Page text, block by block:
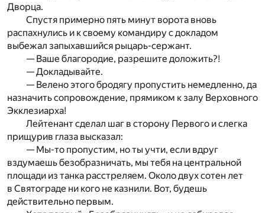
Дворца.
Спустя примерно пять минут ворота вновь
распахнулись и к своему командиру с докладом
выбежал запыхавшийся рыцарь-сержант.
— Ваше благородие, разрешите доложить?!
— Докладывайте.
— Велено этого бродягу пропустить немедленно, да
назначить сопровождение, прямиком к залу Верховного
Экклезиарха!
Лейтенант сделал шаг в сторону Первого и слегка
прищурив глаза высказал:
— Мы-то пропустим, но ты учти, если вдруг
вздумаешь безобразничать, мы тебя на центральной
площади из танка расстреляем. Около двух сотен лет
в Святограде ни кого не казнили. Вот, будешь
действительно первым.